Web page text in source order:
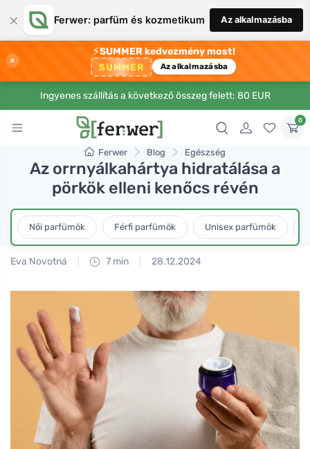
× Ferwer: parfüm és kozmetikum Az alkalmazásba
×
⚡SUMMER kedvezmény most!
SUMMER Az alkalmazásba
Ingyenes szállítás a következő összeg felett: 80 EUR
0
Ferwer Blog Egészség
Az orrnyálkahártya hidratálása a
pörkök elleni kenőcs révén
Női parfümök Férfi parfümök Unisex parfümök
Eva Novotná 7 min 28.12.2024